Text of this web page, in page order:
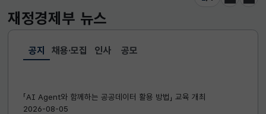
이전 다음
재정경제부 뉴스
공지
선택됨
공지
「AI Agent와 함께하는 공공데이터 활용 방법」 교육 개최
2026-08-05
채용·모집 인사 공모